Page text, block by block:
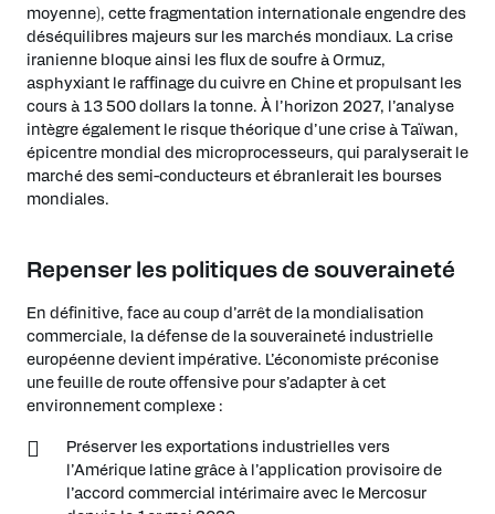
moyenne), cette fragmentation internationale engendre des
déséquilibres majeurs sur les marchés mondiaux. La crise
iranienne bloque ainsi les flux de soufre à Ormuz,
asphyxiant le raffinage du cuivre en Chine et propulsant les
cours à 13 500 dollars la tonne. À l’horizon 2027, l’analyse
intègre également le risque théorique d’une crise à Taïwan,
épicentre mondial des microprocesseurs, qui paralyserait le
marché des semi-conducteurs et ébranlerait les bourses
mondiales.
Repenser les politiques de souveraineté
En définitive, face au coup d’arrêt de la mondialisation
commerciale, la défense de la souveraineté industrielle
européenne devient impérative. L’économiste préconise
une feuille de route offensive pour s’adapter à cet
environnement complexe :
Préserver les exportations industrielles vers
l’Amérique latine grâce à l’application provisoire de
l’accord commercial intérimaire avec le Mercosur